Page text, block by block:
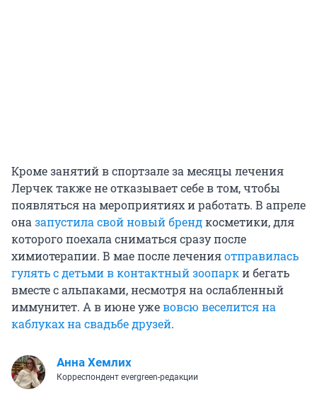
Кроме занятий в спортзале за месяцы лечения
Лерчек также не отказывает себе в том, чтобы
появляться на мероприятиях и работать. В апреле
она запустила свой новый брендкосметики, для
которого поехала сниматься сразу после
химиотерапии. В мае после леченияотправилась
гулять с детьми в контактный зоопарки бегать
вместе с альпаками, несмотря на ослабленный
иммунитет. А в июне ужевовсю веселится на
каблуках на свадьбе друзей.
Анна Хемлих
Корреспондент evergreen-редакции